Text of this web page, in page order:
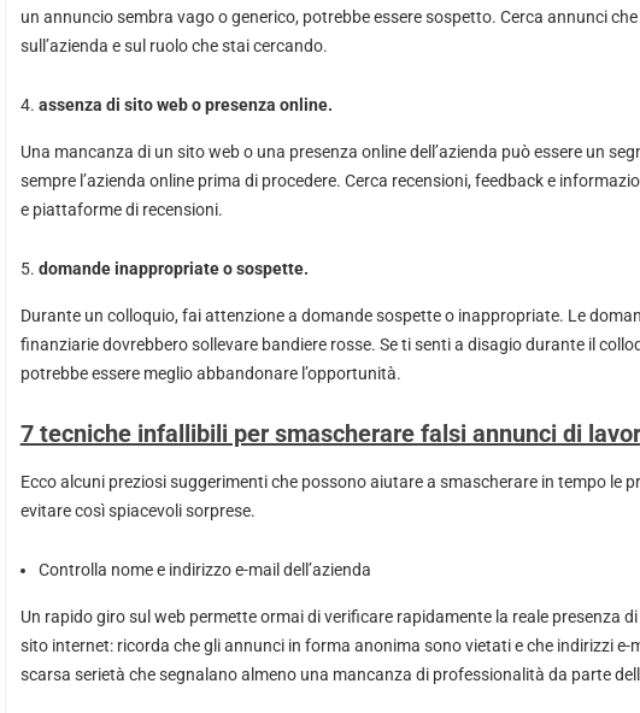
un annuncio sembra vago o generico, potrebbe essere sospetto. Cerca annunci
sull’azienda e sul ruolo che stai cercando.
assenza di sito web o presenza online.
Una mancanza di un sito web o una presenza online dell’azienda può essere un
sempre l’azienda online prima di procedere. Cerca recensioni, feedback e
e piattaforme di recensioni.
domande inappropriate o sospette.
Durante un colloquio, fai attenzione a domande sospette o inappropriate. Le
finanziarie dovrebbero sollevare bandiere rosse. Se ti senti a disagio durante il
potrebbe essere meglio abbandonare l’opportunità.
7 tecniche infallibili per smascherare falsi annunci di
Ecco alcuni preziosi suggerimenti che possono aiutare a smascherare in tempo le
evitare così spiacevoli sorprese.
Controlla nome e indirizzo e-mail dell’azienda
Un rapido giro sul web permette ormai di verificare rapidamente la reale presenza di
sito internet: ricorda che gli annunci in forma anonima sono vietati e che indirizzi e-
scarsa serietà che segnalano almeno una mancanza di professionalità da parte